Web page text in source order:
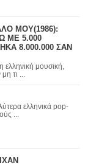
ΜΟΥ(1986):
ΜΕ 5.000
ελληνική μουσική,
τι ...
ελληνικά pop-
...